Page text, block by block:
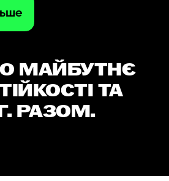
МАЙБУТНЄ
ТА
РАЗОМ.